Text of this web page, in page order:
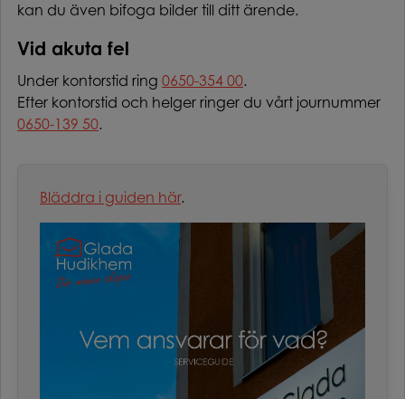
kan du även bifoga bilder till ditt ärende.
Vid akuta fel
Under kontorstid ring 0650-354 00.
Efter kontorstid och helger ringer du vårt journummer
0650-139 50.
Bläddra i guiden här.